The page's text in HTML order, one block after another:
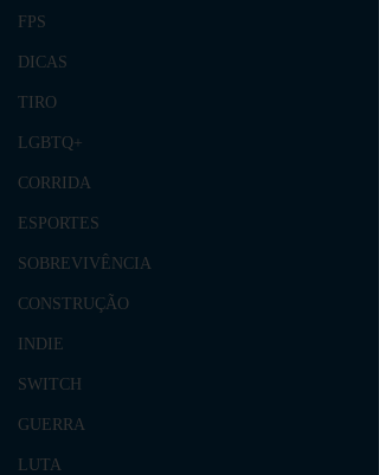
FPS
DICAS
TIRO
LGBTQ+
CORRIDA
ESPORTES
SOBREVIVÊNCIA
CONSTRUÇÃO
INDIE
SWITCH
GUERRA
LUTA